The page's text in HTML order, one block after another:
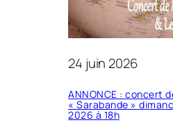
24 juin 2026
ANNONCE : concert
« Sarabande »
2026 à 18h